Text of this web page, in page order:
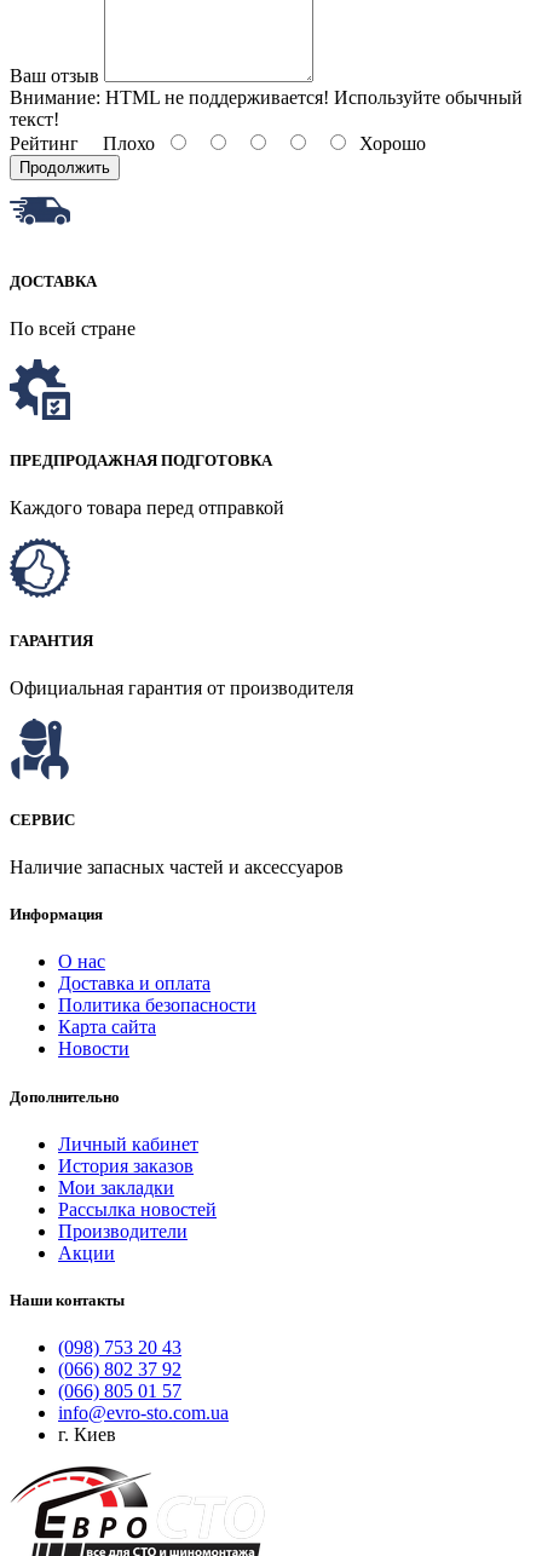
Ваш отзыв
Внимание: HTML не поддерживается! Используйте обычный
текст!
Рейтинг Плохо Хорошо
Продолжить
ДОСТАВКА
По всей стране
ПРЕДПРОДАЖНАЯ ПОДГОТОВКА
Каждого товара перед отправкой
ГАРАНТИЯ
Официальная гарантия от производителя
СЕРВИС
Наличие запасных частей и аксессуаров
Информация
О нас
Доставка и оплата
Политика безопасности
Карта сайта
Новости
Дополнительно
Личный кабинет
История заказов
Мои закладки
Рассылка новостей
Производители
Акции
Наши контакты
(098) 753 20 43
(066) 802 37 92
(066) 805 01 57
info@evro-sto.com.ua
г. Киев